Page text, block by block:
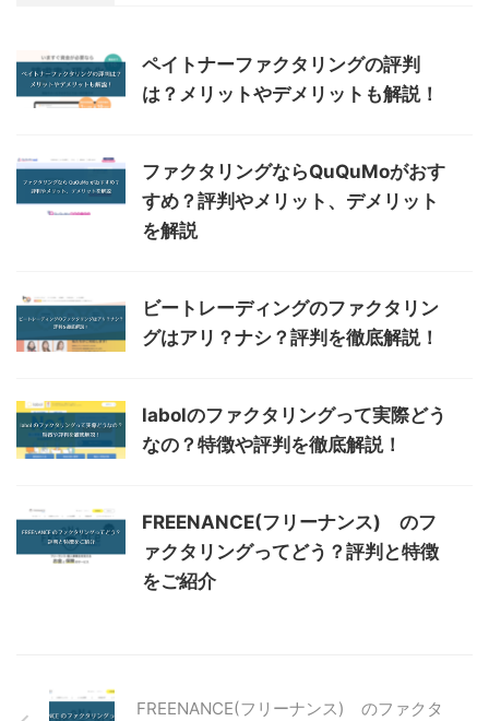
ペイトナーファクタリングの評判
は？メリットやデメリットも解説！
ファクタリングならQuQuMoがおす
すめ？評判やメリット、デメリット
を解説
ビートレーディングのファクタリン
グはアリ？ナシ？評判を徹底解説！
labolのファクタリングって実際どう
なの？特徴や評判を徹底解説！
FREENANCE(フリーナンス) のフ
ァクタリングってどう？評判と特徴
をご紹介
FREENANCE(フリーナンス) のファクタ